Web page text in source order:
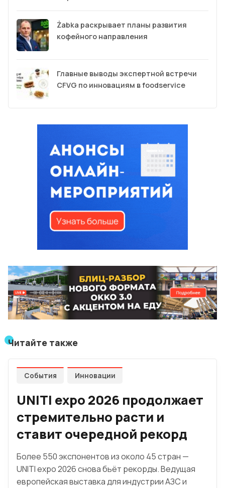
Żabka раскрывает планы развития
кофейного направления
Главные выводы экспертной встречи
CFVG по инновациям в foodservice
Читайте также
События Инновации
UNITI expo 2026 продолжает
стремительно расти и
ставит очередной рекорд
Более 550 экспонентов из около 45 стран —
UNITI expo 2026 снова бьёт рекорды. Ведущая
европейская выставка для индустрии АЗС и